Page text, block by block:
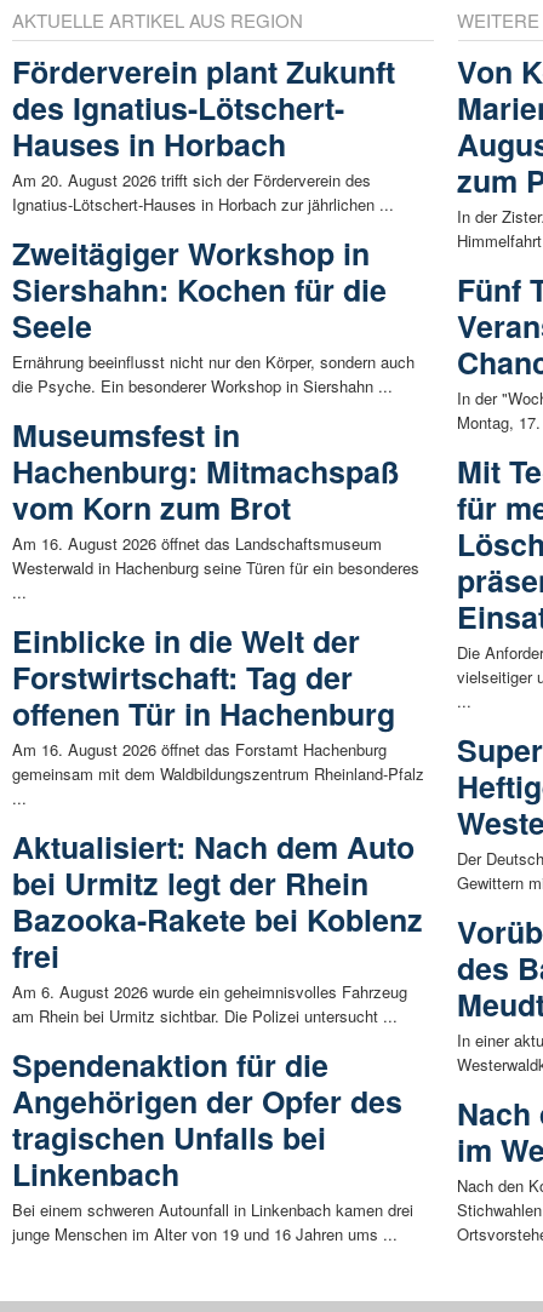
AKTUELLE ARTIKEL AUS REGION
Förderverein plant Zukunft
des Ignatius-Lötschert-
Hauses in Horbach
Am 20. August 2026 trifft sich der Förderverein des
Ignatius-Lötschert-Hauses in Horbach zur jährlichen ...
Zweitägiger Workshop in
Siershahn: Kochen für die
Seele
Ernährung beeinflusst nicht nur den Körper, sondern auch
die Psyche. Ein besonderer Workshop in Siershahn ...
Museumsfest in
Hachenburg: Mitmachspaß
vom Korn zum Brot
Am 16. August 2026 öffnet das Landschaftsmuseum
Westerwald in Hachenburg seine Türen für ein besonderes
...
Einblicke in die Welt der
Forstwirtschaft: Tag der
offenen Tür in Hachenburg
Am 16. August 2026 öffnet das Forstamt Hachenburg
gemeinsam mit dem Waldbildungszentrum Rheinland-Pfalz
...
Aktualisiert: Nach dem Auto
bei Urmitz legt der Rhein
Bazooka-Rakete bei Koblenz
frei
Am 6. August 2026 wurde ein geheimnisvolles Fahrzeug
am Rhein bei Urmitz sichtbar. Die Polizei untersucht ...
Spendenaktion für die
Angehörigen der Opfer des
tragischen Unfalls bei
Linkenbach
Bei einem schweren Autounfall in Linkenbach kamen drei
junge Menschen im Alter von 19 und 16 Jahren ums ...
Von
zum
In der
Fünf
In der
Montag,
Mit
für
Die
vielseitiger
...
Der
Gewittern
des
In einer
Nach
im
Nach den